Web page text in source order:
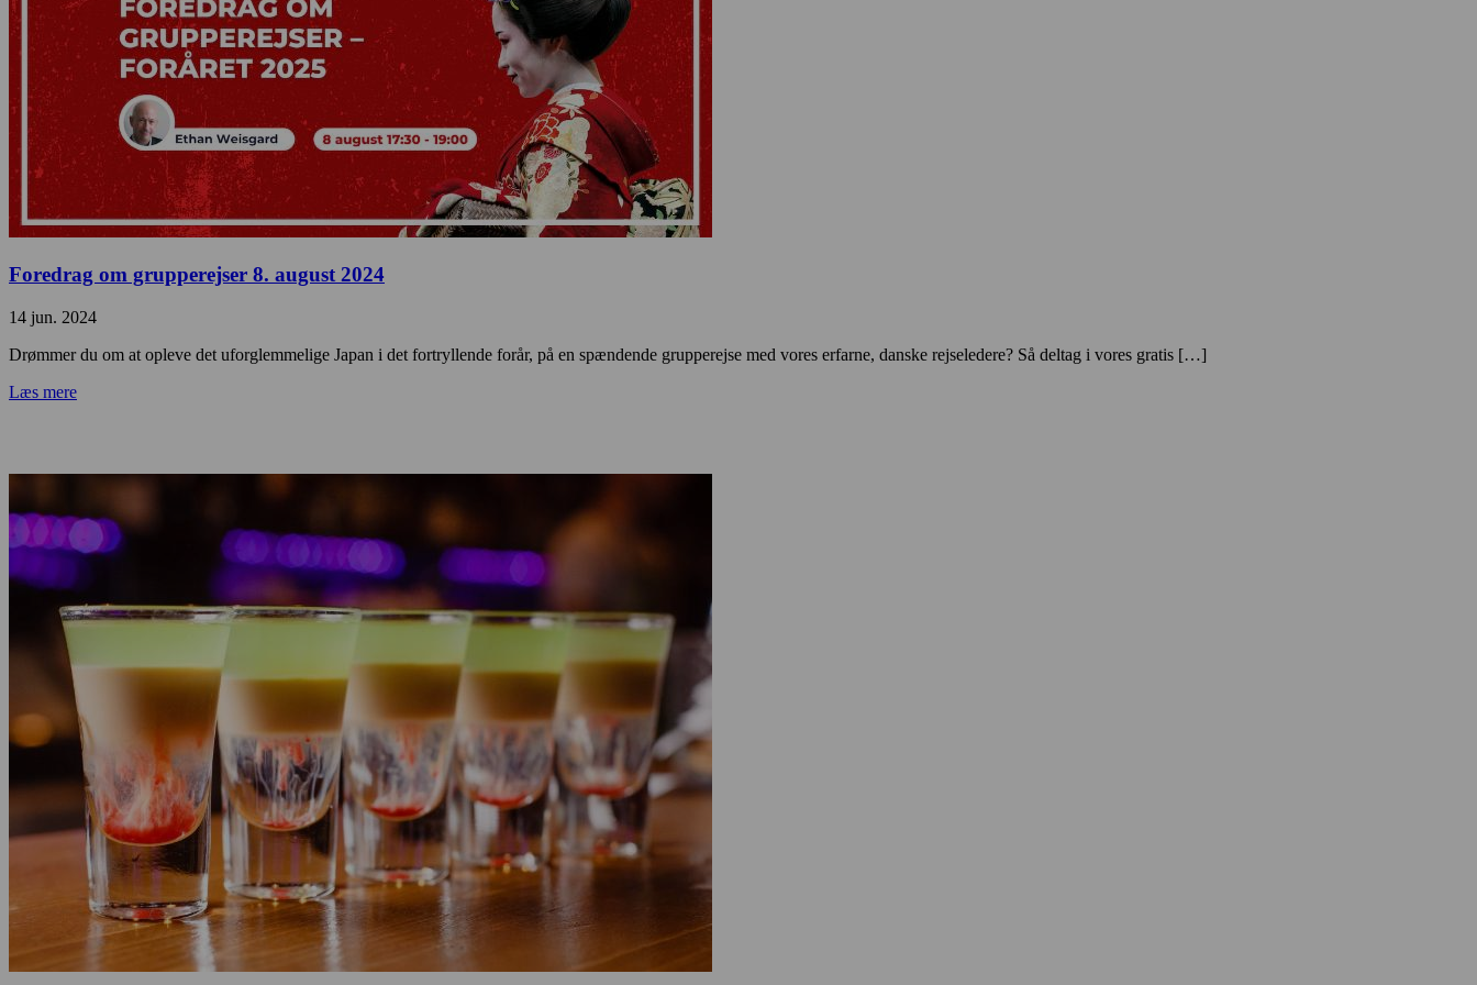
Foredrag om grupperejser 8. august 2024
14 jun. 2024
Drømmer du om at opleve det uforglemmelige Japan i det fortryllende forår, på en spændende grupperejse med vores erfarne, danske rejseledere? Så deltag i vores gratis […]
Læs mere